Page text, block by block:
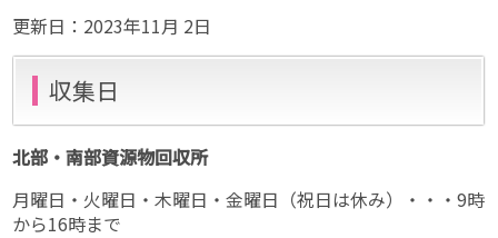
更新日： 2023年11月 2日
収集日
北部・南部資源物回収所
月曜日・火曜日・木曜日・金曜日（祝日は休み）・・・9時
から16時まで